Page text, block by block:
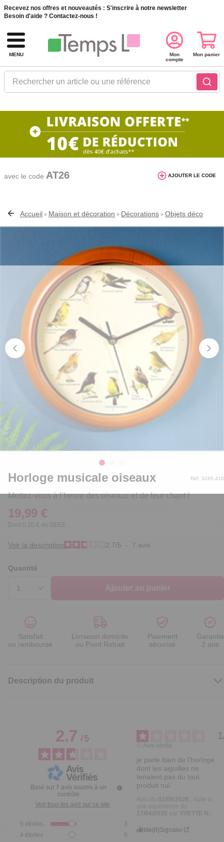
Recevez nos offres et nouveautés : S'inscrire à notre newsletter
Besoin d'aide ? Contactez-nous !
MENU
Rechercher un article ou une référence
Mon
compte
Mon panier
10€ de réduction dès 40€ d'achat. Offre
valable du 03/08/2026 au 12/08/2026.
avec le code AT26
AJOUTER LE CODE
Accueil > Maison et décoration > Décorations > Objets déco
Horloge musicale oiseaux
Mettez-vous à l’heure des oiseaux et de leur chant !
Réf. 3265.410
19,99 €
Dont 0,10 € de DEEE
Voir la description 2.7/5 - 7 avis
Quantité
Ajouter au panier
Satisfait
ou remboursé
Livraison domicile
ou Point Retrait
Paiement
sécurisé
Garantie
2 ans
Description du produit
2.7/5
Basé sur 7 avis soumis à un
contrôle
Voir tous les avis sur ce site
5 étoiles
3
4 étoiles
0
1
Avis vérifié
je parle bien de l'horloge
dont les aiguilles ne
tenaient pas du tout
produit nul
02/06/2026
une expérience du
17/04/2026
par YVETTE R.
Utile(0)Signaler